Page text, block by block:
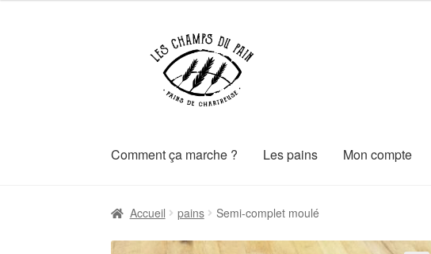
navigation
Comment ça marche ? Les pains Mon compte
Accueil pains Semi-complet moulé